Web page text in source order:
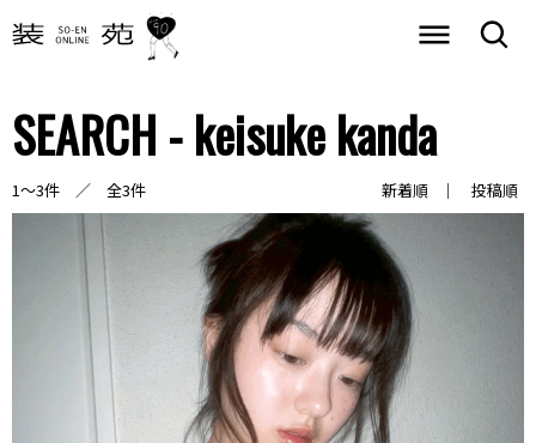
SEARCH - keisuke kanda
1～3件 ／ 全3件 新着順 投稿順